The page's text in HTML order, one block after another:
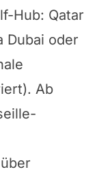
Hub: Qatar
Dubai oder
Ab